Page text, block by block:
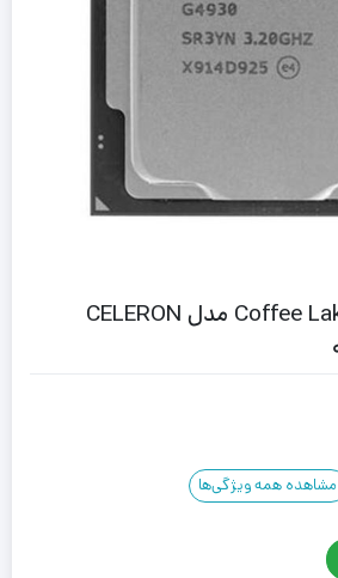
پردازنده اینتل Coffee Lake مدل CELERON
مشاهده همه ویژگی‌ها